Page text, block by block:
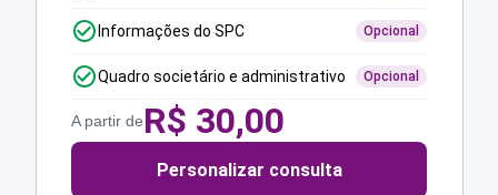
Informações do SPC Opcional
Quadro societário e administrativo Opcional
A partir deR$ 30,00
Personalizar consulta